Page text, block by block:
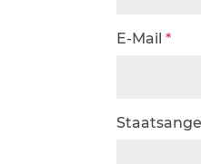
E-Mail *